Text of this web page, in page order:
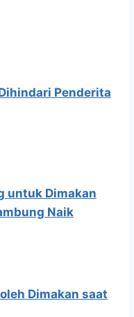
Penderita
untuk Dimakan
Naik
Dimakan saat